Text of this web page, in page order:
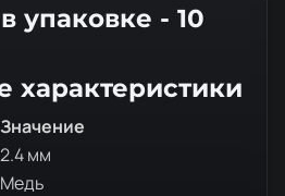
упаковке - 10
характеристики
Значение
2.4 мм
Медь